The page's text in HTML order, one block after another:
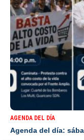
AGENDA DEL DÍA
Agenda del día: